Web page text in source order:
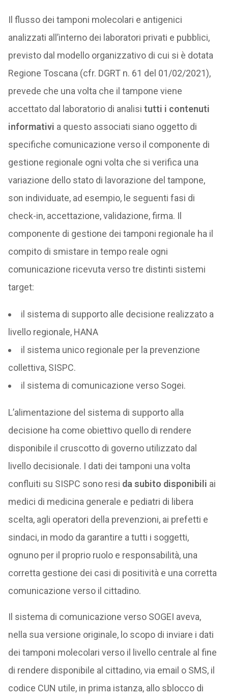
Il flusso dei tamponi molecolari e antigenici
analizzati all’interno dei laboratori privati e pubblici,
previsto dal modello organizzativo di cui si è dotata
Regione Toscana (cfr. DGRT n. 61 del 01/02/2021),
prevede che una volta che il tampone viene
accettato dal laboratorio di analisi tutti i contenuti
informativi a questo associati siano oggetto di
specifiche comunicazione verso il componente di
gestione regionale ogni volta che si verifica una
variazione dello stato di lavorazione del tampone,
son individuate, ad esempio, le seguenti fasi di
check-in, accettazione, validazione, firma. Il
componente di gestione dei tamponi regionale ha il
compito di smistare in tempo reale ogni
comunicazione ricevuta verso tre distinti sistemi
target:
il sistema di supporto alle decisione realizzato a
livello regionale, HANA
il sistema unico regionale per la prevenzione
collettiva, SISPC.
il sistema di comunicazione verso Sogei.
L’alimentazione del sistema di supporto alla
decisione ha come obiettivo quello di rendere
disponibile il cruscotto di governo utilizzato dal
livello decisionale. I dati dei tamponi una volta
confluiti su SISPC sono resi da subito disponibili ai
medici di medicina generale e pediatri di libera
scelta, agli operatori della prevenzioni, ai prefetti e
sindaci, in modo da garantire a tutti i soggetti,
ognuno per il proprio ruolo e responsabilità, una
corretta gestione dei casi di positività e una corretta
comunicazione verso il cittadino.
Il sistema di comunicazione verso SOGEI aveva,
nella sua versione originale, lo scopo di inviare i dati
dei tamponi molecolari verso il livello centrale al fine
di rendere disponibile al cittadino, via email o SMS, il
codice CUN utile, in prima istanza, allo sblocco di